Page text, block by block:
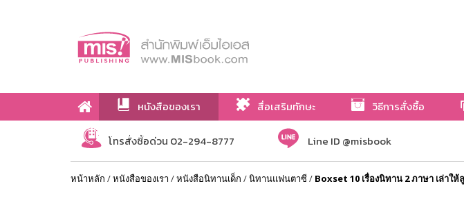
หนังสือของเรา สื่อเสริมทักษะ วิธีการสั่งซื้อ
เกี่ยวกับเรา
โทรสั่งซื้อด่วน 02-294-8777 Line ID @misbook
หน้าหลัก /หนังสือของเรา /หนังสือนิทานเด็ก /นิทานแฟนตาซี/ Boxset 10 เรื่องนิทาน 2 ภาษา เล่าใ